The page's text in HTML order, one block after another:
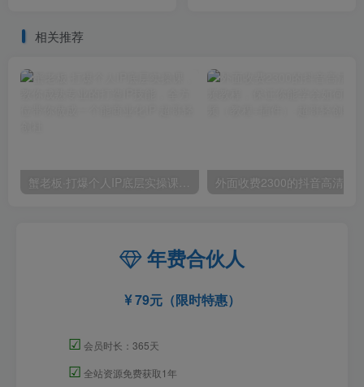
相关推荐
蟹老板·打爆个人IP底层实操课，教你成熟专业的打造IP技能，全方位带你做成一个能商业化IP
年费合伙人
79元（限时特惠）
☑ 会员时长：365天
☑ 全站资源免费获取1年